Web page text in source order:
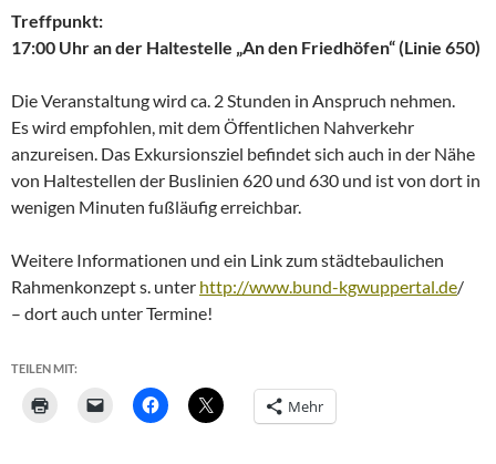
Treffpunkt:
17:00 Uhr an der Haltestelle „An den Friedhöfen“ (Linie 650)
Die Veranstaltung wird ca. 2 Stunden in Anspruch nehmen.
Es wird empfohlen, mit dem Öffentlichen Nahverkehr
anzureisen. Das Exkursionsziel befindet sich auch in der Nähe
von Haltestellen der Buslinien 620 und 630 und ist von dort in
wenigen Minuten fußläufig erreichbar.
Weitere Informationen und ein Link zum städtebaulichen
Rahmenkonzept s. unter http://www.bund-kgwuppertal.de/
– dort auch unter Termine!
TEILEN MIT:
Mehr